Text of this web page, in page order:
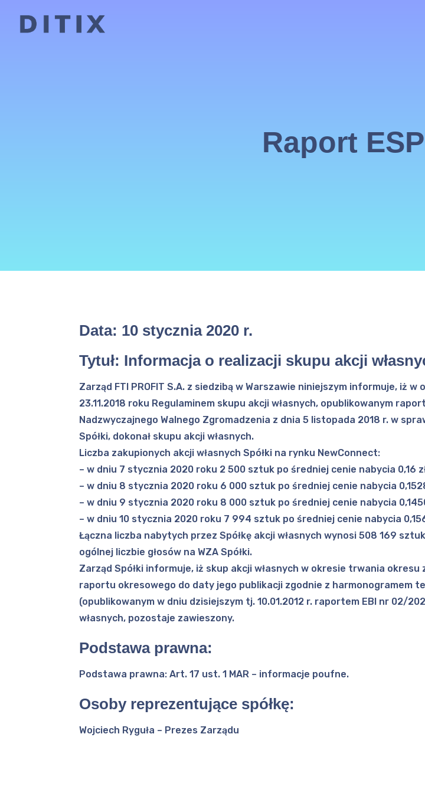
Raport
Data: 10 stycznia 2020 r.
Tytuł: Informacja o realizacji skupu akcji
Zarząd FTI PROFIT S.A. z siedzibą w Warszawie niniejszym informuje, iż
23.11.2018 roku Regulaminem skupu akcji własnych, opublikowanym
Nadzwyczajnego Walnego Zgromadzenia z dnia 5 listopada 2018 r. w
Spółki, dokonał skupu akcji własnych.
Liczba zakupionych akcji własnych Spółki na rynku NewConnect:
– w dniu 7 stycznia 2020 roku 2 500 sztuk po średniej cenie nabycia 0,16
– w dniu 8 stycznia 2020 roku 6 000 sztuk po średniej cenie nabycia
– w dniu 9 stycznia 2020 roku 8 000 sztuk po średniej cenie nabycia
– w dniu 10 stycznia 2020 roku 7 994 sztuk po średniej cenie nabycia
Łączna liczba nabytych przez Spółkę akcji własnych wynosi 508 169
ogólnej liczbie głosów na WZA Spółki.
Zarząd Spółki informuje, iż skup akcji własnych w okresie trwania
raportu okresowego do daty jego publikacji zgodnie z harmonogramem
(opublikowanym w dniu dzisiejszym tj. 10.01.2012 r. raportem EBI nr 02/
własnych, pozostaje zawieszony.
Podstawa prawna:
Podstawa prawna: Art. 17 ust. 1 MAR – informacje poufne.
Osoby reprezentujące spółkę:
Wojciech Ryguła – Prezes Zarządu